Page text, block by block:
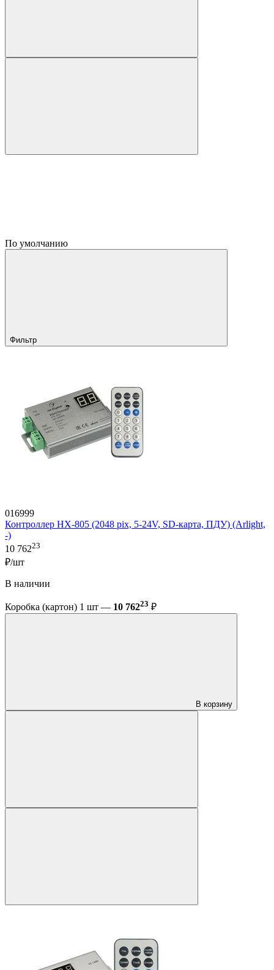
По умолчанию
Фильтр
016999
Контроллер HX-805 (2048 pix, 5-24V, SD-карта, ПДУ) (Arlight,
-)
10 76223
₽/шт
В наличии
Коробка (картон) 1 шт — 10 76223 ₽
В корзину